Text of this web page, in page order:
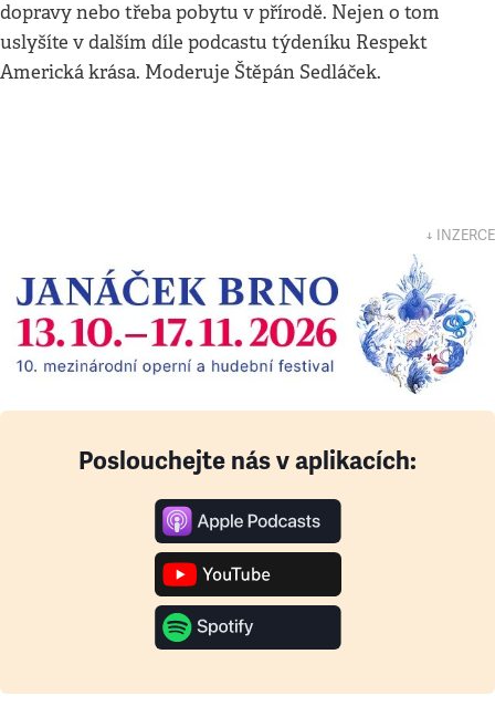
dopravy nebo třeba pobytu v přírodě. Nejen o tom
uslyšíte v dalším díle podcastu týdeníku Respekt
Americká krása. Moderuje Štěpán Sedláček.
↓ INZERCE
Poslouchejte nás v aplikacích: